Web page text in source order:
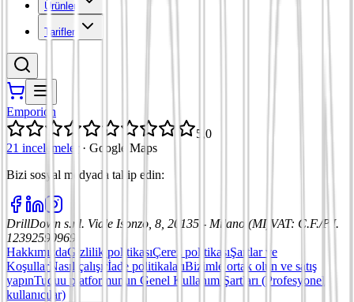
Ürünler
Tarifler
Emporion
5,0
21 incelemeler
· Google Maps
Bizi sosyal medyada takip edin:
DrillDown s.r.l. Viale Isonzo, 8, 20135 - Milano (MI) VAT: C.F./P.I.
12392590969
HakkımızdaGizlilik politikasıÇerez politikasıŞartlar ve
KoşullarNasıl çalışırİade politikalarıBizimle ortak olun ve satış
yapınTuduu platformunun Genel Kullanım Şartları (Profesyonel
kullanıcılar)